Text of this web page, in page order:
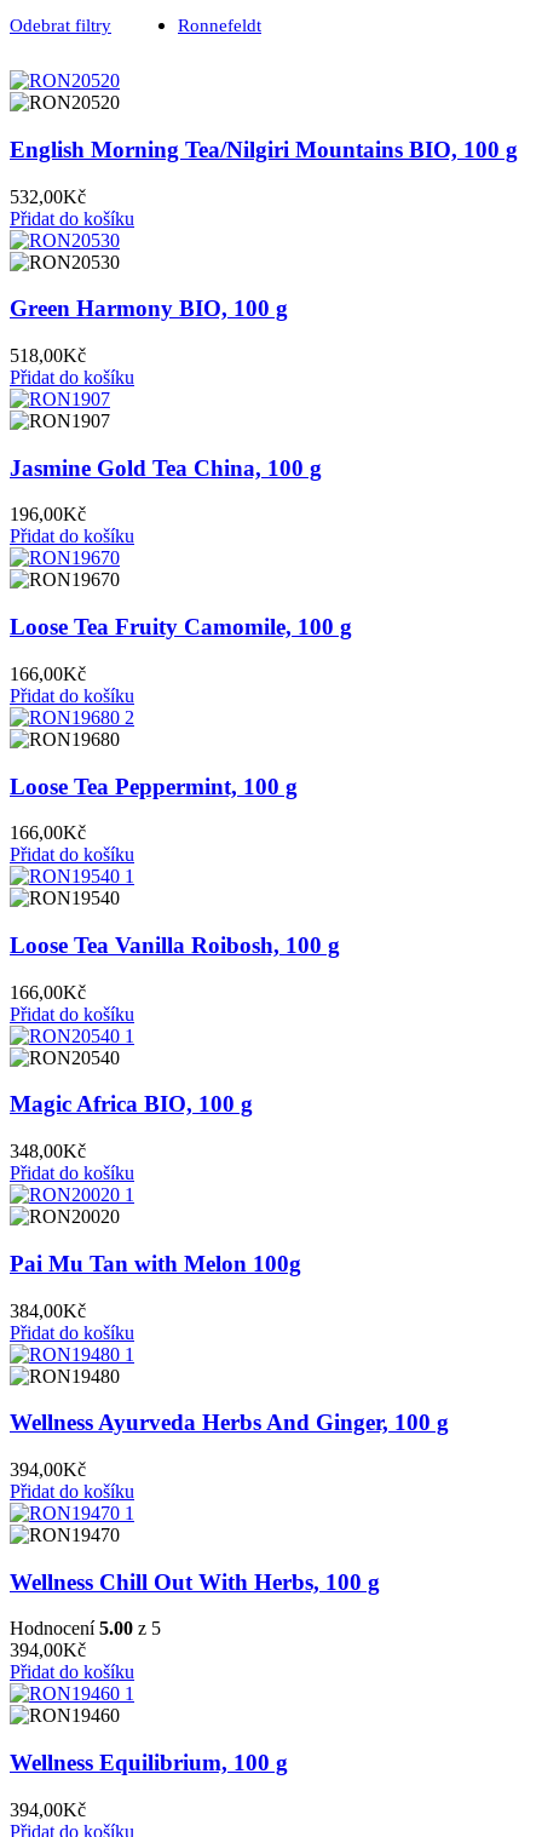
Odebrat filtry
Ronnefeldt
English Morning Tea/Nilgiri Mountains BIO, 100 g
532,00Kč
Přidat do košíku
Green Harmony BIO, 100 g
518,00Kč
Přidat do košíku
Jasmine Gold Tea China, 100 g
196,00Kč
Přidat do košíku
Loose Tea Fruity Camomile, 100 g
166,00Kč
Přidat do košíku
Loose Tea Peppermint, 100 g
166,00Kč
Přidat do košíku
Loose Tea Vanilla Roibosh, 100 g
166,00Kč
Přidat do košíku
Magic Africa BIO, 100 g
348,00Kč
Přidat do košíku
Pai Mu Tan with Melon 100g
384,00Kč
Přidat do košíku
Wellness Ayurveda Herbs And Ginger, 100 g
394,00Kč
Přidat do košíku
Wellness Chill Out With Herbs, 100 g
Hodnocení 5.00 z 5
394,00Kč
Přidat do košíku
Wellness Equilibrium, 100 g
394,00Kč
Přidat do košíku